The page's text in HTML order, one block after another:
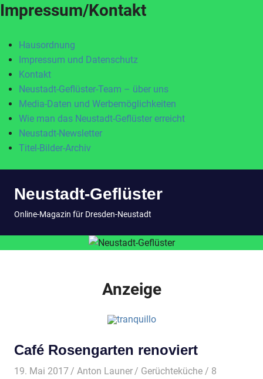
Impressum/Kontakt
Hausordnung
Impressum und Datenschutz
Kontakt
Neustadt-Geflüster-Team – über uns
Media-Daten und Werbemöglichkeiten
Wie man das Neustadt-Geflüster erreicht
Neustadt-Newsletter
Titel-Bilder-Archiv
InhaltNeustadt-Geflüster
Online-Magazin für Dresden-Neustadt
Anzeige
Café Rosengarten renoviert
19. Mai 2017 Anton Launer Gerüchteküche / 8